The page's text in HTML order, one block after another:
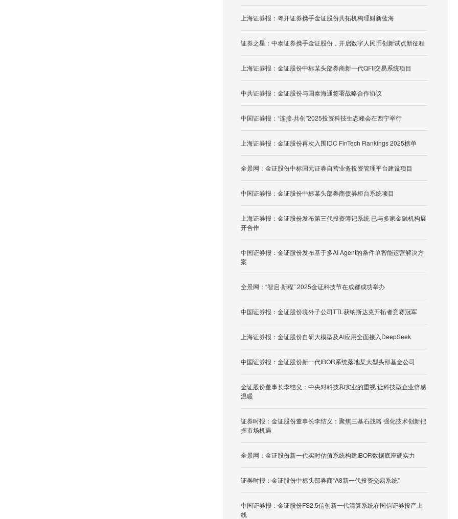
上海证券报：粤开证券携手金证股份共拓机构理财新蓝海
证券之星：中泰证券携手金证股份，开启数字人民币创新试点新征程
上海证券报：金证股份中标某头部券商新一代QFII交易系统项目
中共证券报：金证股份与国泰海通签署战略合作协议
中国证券报：“连接·共创”2025投资科技生态峰会在西宁举行
上海证券报：金证股份再次入围IDC FinTech Rankings 2025榜单
全景网：金证股份中标国元证券自营业务投资管理平台建设项目
中国证券报：金证股份中标某头部券商债券柜台系统项目
上海证券报：金证股份发布第三代投资簿记系统 已与多家金融机构展
开合作
中国证券报：金证股份发布基于多AI Agent的条件单智能运营解决方
案
全景网：“智启·新程” 2025金证科技节在成都成功举办
中国证券报：金证股份境外子公司TTL获纳斯达克开拓者竞赛冠军
上海证券报：金证股份自研大模型及AI应用全面接入DeepSeek
中国证券报：金证股份新一代IBOR系统落地某大型头部基金公司
金证股份董事长李结义：中央对科技和实业的重视 让科技型企业倍感
温暖
证券时报：金证股份董事长李结义：聚焦三基石战略 强化技术创新把
握市场机遇
全景网：金证股份新一代实时估值系统构建IBOR数据底座硬实力
证券时报：金证股份中标头部券商“A8新一代投资交易系统”
中国证券报：金证股份FS2.5信创新一代清算系统在国信证券投产上
线